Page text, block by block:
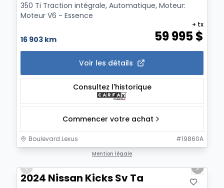
350 Ti Traction intégrale, Automatique, Moteur:
Moteur V6 - Essence
16 903 km 59 995$
+ tx
Voir les détails
Consultez l'historique
Commencer votre achat
Boulevard Lexus #19860A
Mention légale
Previous slide
Next
2024 Nissan Kicks Sv Ta